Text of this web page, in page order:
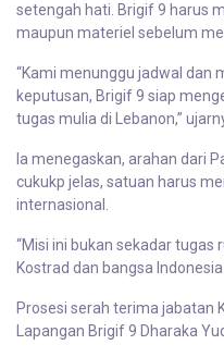
setengah hati. Brigif 9 harus
maupun materiel sebelum
“Kami menunggu jadwal dan
keputusan, Brigif 9 siap
tugas mulia di Lebanon,”
Ia menegaskan, arahan dari
cukukp jelas, satuan harus
internasional.
“Misi ini bukan sekadar
Kostrad dan bangsa
Prosesi serah terima jabatan
Lapangan Brigif 9 Dharaka